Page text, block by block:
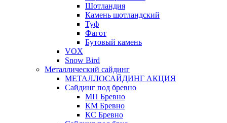
Шотландия
Камень шотландский
Туф
Фагот
Бутовый камень
VOX
Snow Bird
Металлический сайдинг
МЕТАЛЛОСАЙДИНГ АКЦИЯ
Сайдинг под бревно
МП Бревно
КМ Бревно
КС Бревно